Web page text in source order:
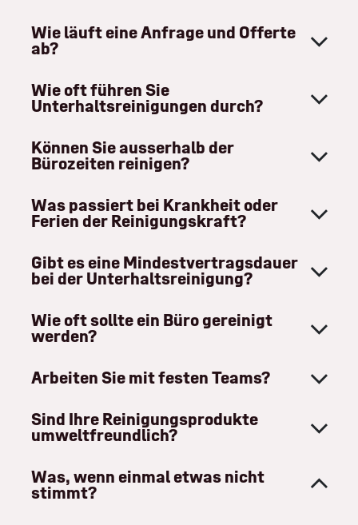
Wie läuft eine Anfrage und Offerte
ab?
Wie oft führen Sie
Unterhaltsreinigungen durch?
Können Sie ausserhalb der
Bürozeiten reinigen?
Was passiert bei Krankheit oder
Ferien der Reinigungskraft?
Gibt es eine Mindestvertragsdauer
bei der Unterhaltsreinigung?
Wie oft sollte ein Büro gereinigt
werden?
Arbeiten Sie mit festen Teams?
Sind Ihre Reinigungsprodukte
umweltfreundlich?
Was, wenn einmal etwas nicht
stimmt?